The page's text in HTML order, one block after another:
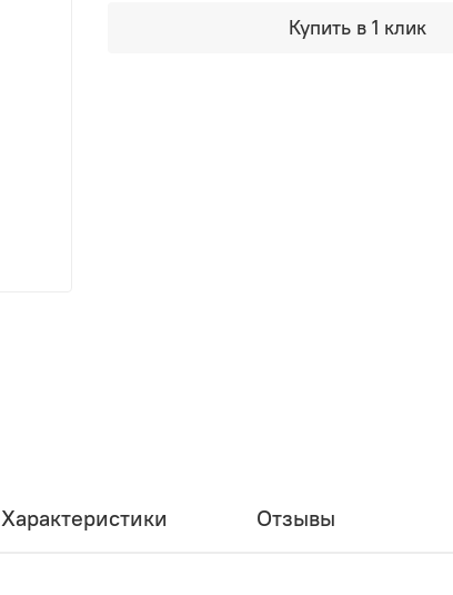
Купить в 1 клик
Характеристики Отзывы